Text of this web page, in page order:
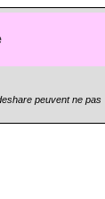
peuvent ne pas